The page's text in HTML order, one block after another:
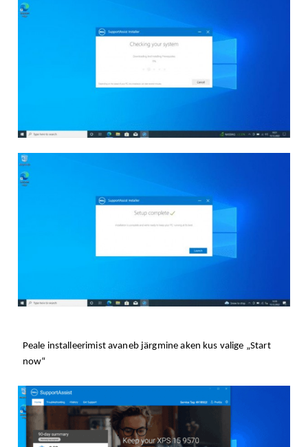
Peale installeerimist avaneb järgmine aken kus valige „Start
now“